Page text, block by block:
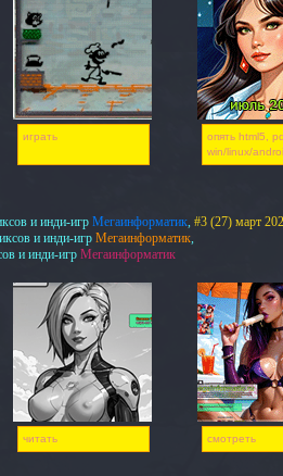
играть
опять html5,
win/linux/
и инди-игр Мегаинформатик, #3 (27) март
и инди-игр Мегаинформатик,
и инди-игр Мегаинформатик
читать смотреть